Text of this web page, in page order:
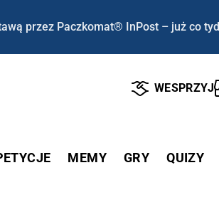
przez Paczkomat® InPost – już co
WESPRZYJ
MEMY GRY QUIZY